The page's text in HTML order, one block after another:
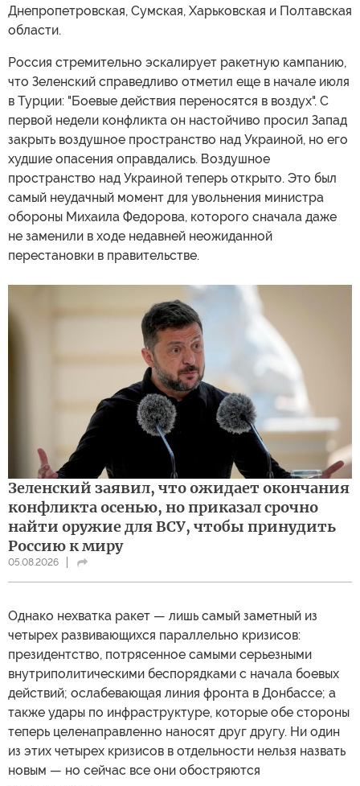
Днепропетровская, Сумская, Харьковская и Полтавская
области.
Россия стремительно эскалирует ракетную кампанию,
что Зеленский справедливо отметил еще в начале июля
в Турции: "Боевые действия переносятся в воздух". С
первой недели конфликта он настойчиво просил Запад
закрыть воздушное пространство над Украиной, но его
худшие опасения оправдались. Воздушное
пространство над Украиной теперь открыто. Это был
самый неудачный момент для увольнения министра
обороны Михаила Федорова, которого сначала даже
не заменили в ходе недавней неожиданной
перестановки в правительстве.
Зеленский заявил, что ожидает окончания
конфликта осенью, но приказал срочно
найти оружие для ВСУ, чтобы принудить
Россию к миру
05.08.2026
Однако нехватка ракет — лишь самый заметный из
четырех развивающихся параллельно кризисов:
президентство, потрясенное самыми серьезными
внутриполитическими беспорядками с начала боевых
действий; ослабевающая линия фронта в Донбассе; а
также удары по инфраструктуре, которые обе стороны
теперь целенаправленно наносят друг другу. Ни один
из этих четырех кризисов в отдельности нельзя назвать
новым — но сейчас все они обостряются